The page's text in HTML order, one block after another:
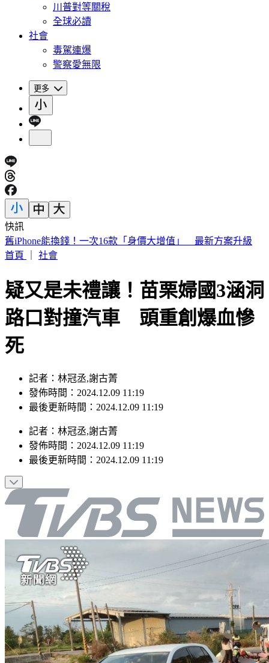
川普對等關稅
全球必讀
社會
毒駕連爆
警察愛無限
更多
快訊
7月去過好萊塢環球影城小心！麻疹患者這天曾入園 恐暴露
風險
疑又是未禮讓！苗栗婦國3涵洞
路口對撞汽車 頭重創爆血慘
死
記者：林冠丞,謝古菁
發佈時間：2024.12.09 11:19
記者：林冠丞,謝古菁
發佈時間：2024.12.09 11:19